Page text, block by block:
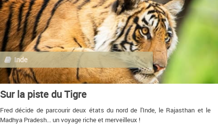
Inde
Sur la piste du Tigre
Fred décide de parcourir deux états du nord de l'Inde, le Rajasthan et le
Madhya Pradesh... un voyage riche et merveilleux !